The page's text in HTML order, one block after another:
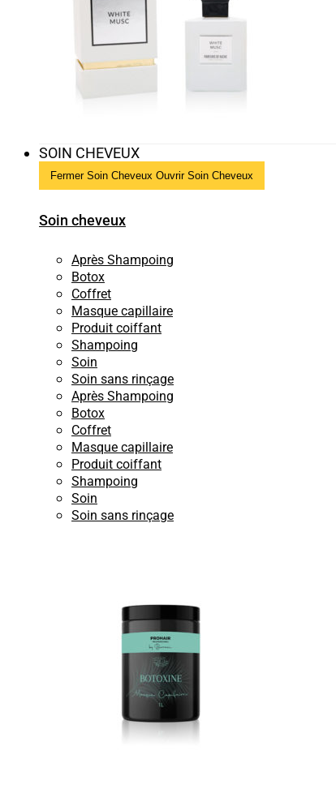
SOIN CHEVEUX
Fermer Soin Cheveux Ouvrir Soin Cheveux
Soin cheveux
Après Shampoing
Botox
Coffret
Masque capillaire
Produit coiffant
Shampoing
Soin
Soin sans rinçage
Après Shampoing
Botox
Coffret
Masque capillaire
Produit coiffant
Shampoing
Soin
Soin sans rinçage